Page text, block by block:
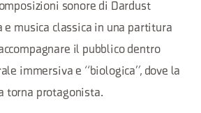
sonore di Dardust
e musica classica in una partitura
il pubblico dentro
immersiva e “biologica”, dove la
torna protagonista.